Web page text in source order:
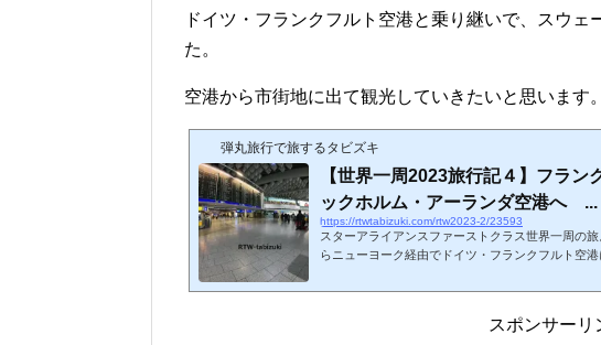
ドイツ・フランクフルト空港と乗り継いで、スウ
た。
空港から市街地に出て観光していきたいと思います。
弾丸旅行で旅するタビズキ
【世界一周2023旅行記４】フラン
ックホルム・アーランダ空港へ ...
https://rtwtabizuki.com/rtw2023-2/23593
スターアライアンスファーストクラス世界一周の
らニューヨーク経由でドイツ・フランクフルト空港
ンク (adsbygoogle = window.adsbygoogle || ).push({});フランクフルト空港
1ターミナルはかなり大きいマンモスターミナルな
スポンサーリ